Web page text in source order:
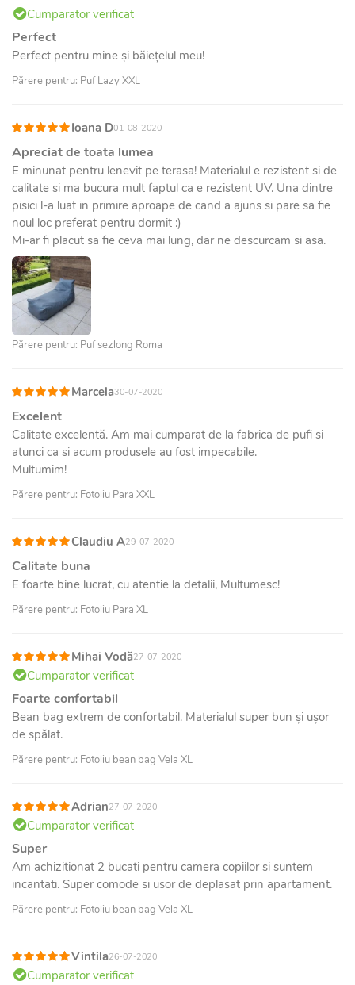
Cumparator verificat
Perfect
Perfect pentru mine și băiețelul meu!
Părere pentru: Puf Lazy XXL
Ioana D01-08-2020
Apreciat de toata lumea
E minunat pentru lenevit pe terasa! Materialul e rezistent si de
calitate si ma bucura mult faptul ca e rezistent UV. Una dintre
pisici l-a luat in primire aproape de cand a ajuns si pare sa fie
noul loc preferat pentru dormit :)
Mi-ar fi placut sa fie ceva mai lung, dar ne descurcam si asa.
Părere pentru: Puf sezlong Roma
Marcela30-07-2020
Excelent
Calitate excelentă. Am mai cumparat de la fabrica de pufi si
atunci ca si acum produsele au fost impecabile.
Multumim!
Părere pentru: Fotoliu Para XXL
Claudiu A29-07-2020
Calitate buna
E foarte bine lucrat, cu atentie la detalii, Multumesc!
Părere pentru: Fotoliu Para XL
Mihai Vodă27-07-2020
Cumparator verificat
Foarte confortabil
Bean bag extrem de confortabil. Materialul super bun și ușor
de spălat.
Părere pentru: Fotoliu bean bag Vela XL
Adrian27-07-2020
Cumparator verificat
Super
Am achizitionat 2 bucati pentru camera copiilor si suntem
incantati. Super comode si usor de deplasat prin apartament.
Părere pentru: Fotoliu bean bag Vela XL
Vintila26-07-2020
Cumparator verificat